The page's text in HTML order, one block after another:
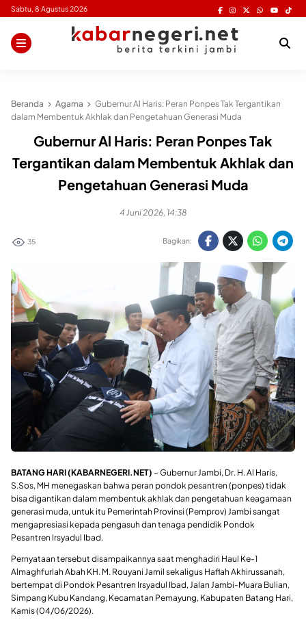
Skip
content
Sabtu, 8 Agustus 2026
Beranda Agama
Gubernur Al Haris: Peran Ponpes Tak Tergantikan
dalam Membentuk Akhlak dan Pengetahuan Generasi Muda
Gubernur Al Haris: Peran Ponpes Tak
Tergantikan dalam Membentuk Akhlak dan
Pengetahuan Generasi Muda
4 Juni 2026, 14:38
35 Bagikan:
BATANG HARI (KABARNEGERI.NET) – Gubernur Jambi, Dr. H. Al Haris,
S.Sos, MH menegaskan bahwa peran pondok pesantren (ponpes) tidak
bisa digantikan dalam membentuk akhlak dan pengetahuan keagamaan
generasi muda, untuk itu Pemerintah Provinsi (Pemprov) Jambi sangat
mengapresiasi kepada pengasuh dan tenaga pendidik Pondok
Pesantren Irsyadul Ibad.
Pernyataan tersebut disampaikannya saat menghadiri Haul Ke-1
Almaghfurlah Abah KH. M. Rouyani Jamil sekaligus Haflah Akhirussanah,
bertempat di Pondok Pesantren Irsyadul Ibad, Jalan Jambi-Muara Bulian,
Simpang Kubu Kandang, Kecamatan Pemayung, Kabupaten Batang Hari,
Kamis (04/06/2026).